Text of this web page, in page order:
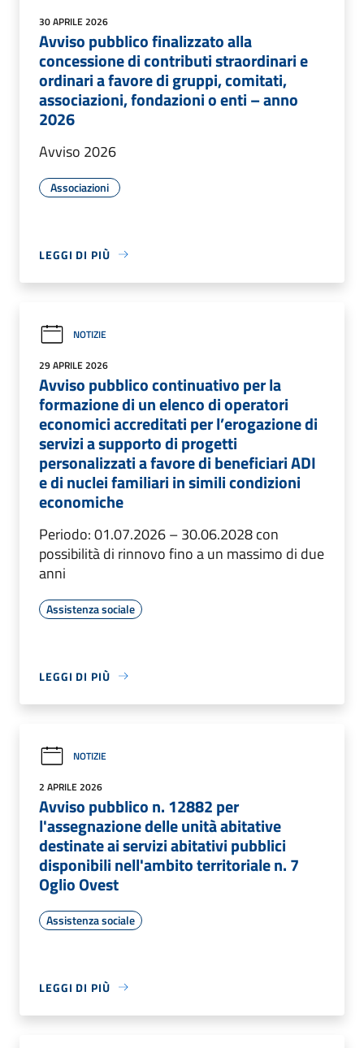
30 APRILE 2026
Avviso pubblico finalizzato alla
concessione di contributi straordinari e
ordinari a favore di gruppi, comitati,
associazioni, fondazioni o enti – anno
2026
Avviso 2026
Associazioni
LEGGI DI PIÙ
NOTIZIE
29 APRILE 2026
Avviso pubblico continuativo per la
formazione di un elenco di operatori
economici accreditati per l’erogazione di
servizi a supporto di progetti
personalizzati a favore di beneficiari ADI
e di nuclei familiari in simili condizioni
economiche
Periodo: 01.07.2026 – 30.06.2028 con
possibilità di rinnovo fino a un massimo di due
anni
Assistenza sociale
LEGGI DI PIÙ
NOTIZIE
2 APRILE 2026
Avviso pubblico n. 12882 per
l'assegnazione delle unità abitative
destinate ai servizi abitativi pubblici
disponibili nell'ambito territoriale n. 7
Oglio Ovest
Assistenza sociale
LEGGI DI PIÙ